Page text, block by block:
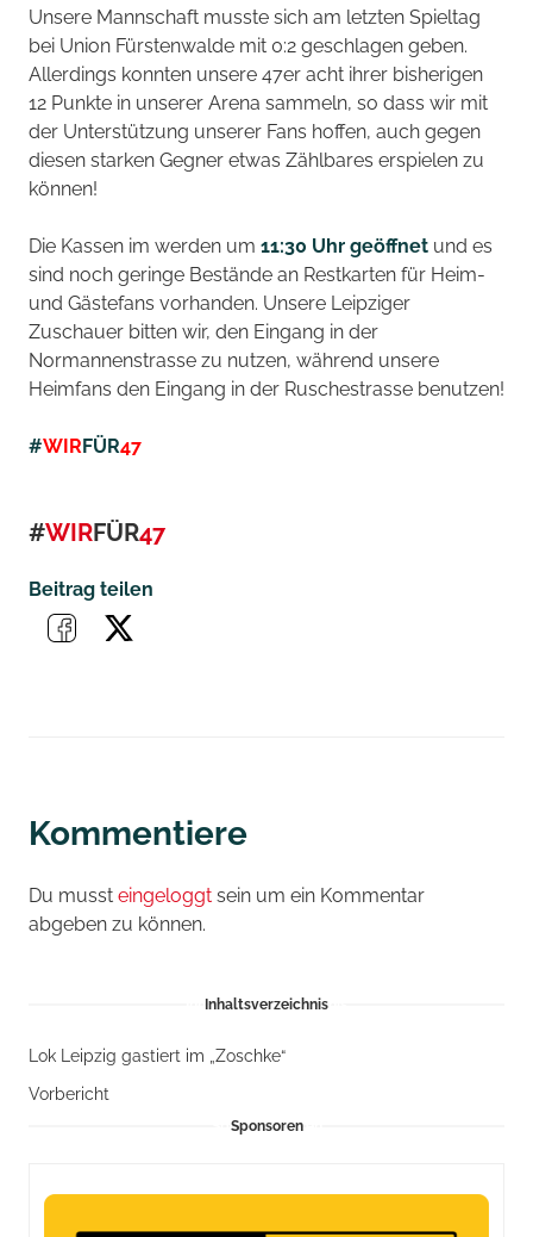
Unsere Mannschaft musste sich am letzten Spieltag
bei Union Fürstenwalde mit 0:2 geschlagen geben.
Allerdings konnten unsere 47er acht ihrer bisherigen
12 Punkte in unserer Arena sammeln, so dass wir mit
der Unterstützung unserer Fans hoffen, auch gegen
diesen starken Gegner etwas Zählbares erspielen zu
können!
Die Kassen im werden um 11:30 Uhr geöffnet und es
sind noch geringe Bestände an Restkarten für Heim-
und Gästefans vorhanden. Unsere Leipziger
Zuschauer bitten wir, den Eingang in der
Normannenstrasse zu nutzen, während unsere
Heimfans den Eingang in der Ruschestrasse benutzen!
#WIRFÜR47
#WIRFÜR47
Beitrag teilen
Kommentiere
Du musst eingeloggt sein um ein Kommentar
abgeben zu können.
Inhaltsverzeichnis
Lok Leipzig gastiert im „Zoschke“
Vorbericht
Sponsoren